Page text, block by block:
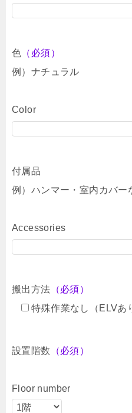
色 （必須）
例）ナチュラル
Color
付属品
例）ハンマー・室内カバー
Accessories
搬出方法 （必須）
特殊作業なし（ELVあ
設置階数 （必須）
Floor number